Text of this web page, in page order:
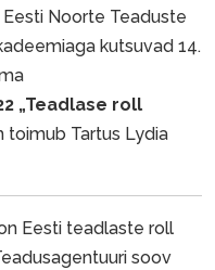
Noorte Teaduste
kutsuvad 14.
„Teadlase roll
toimub Tartus Lydia
Eesti teadlaste roll
soov